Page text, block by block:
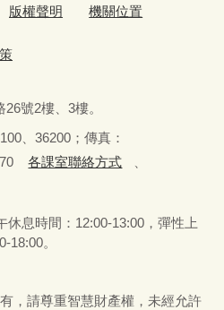
版權聲明 機關位置
號2樓、3樓。
、36200；傳真：
各課室聯絡方式
息時間：12:00-13:00， 彈性上
18:00。
，請尊重智慧財產權，未經允許